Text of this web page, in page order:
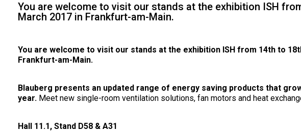
You are welcome to visit our stands at the exhibition ISH
March 2017 in Frankfurt-am-Main.
You are welcome to visit our stands at the exhibition ISH from 14th to
Frankfurt-am-Main.
Blauberg presents an updated range of energy saving products that
year. Meet new single-room ventilation solutions, fan motors and heat
Hall 11.1, Stand D58 & А31